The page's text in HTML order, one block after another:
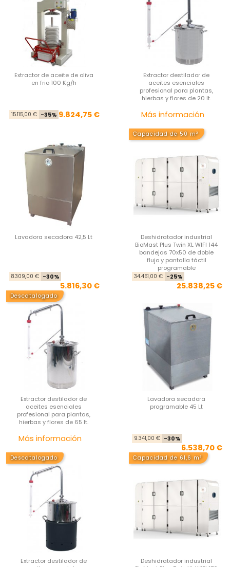
Extractor de aceite de oliva
en frio 100 Kg/h
Precio base
15.115,00 € -35% Precio
9.824,75 €
Extractor destilador de
aceites esenciales
profesional para plantas,
hierbas y flores de 20 lt.
Más información
Lavadora secadora 42,5 Lt
Precio base
8.309,00 € -30%
5.816,30 €
Capacidad de 50 m²
Deshidratador industrial
BioMast Plus Twin XL WIFI 144
bandejas 70x50 de doble
flujo y pantalla táctil
programable
34.451,00 € -25%
25.838,25 €
Descatalogado
Extractor destilador de
aceites esenciales
profesional para plantas,
hierbas y flores de 65 lt.
Más información
Lavadora secadora
programable 45 Lt
9.341,00 € -30%
6.538,70 €
Descatalogado
Extractor destilador de
Capacidad de 61,6 m²
Deshidratador industrial